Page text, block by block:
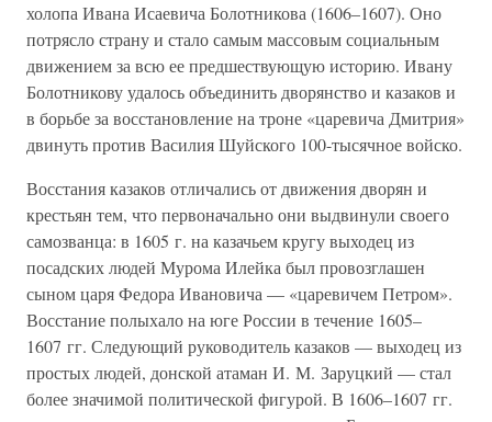
холопа Ивана Исаевича Болотникова (1606–1607). Оно
потрясло страну и стало самым массовым социальным
движением за всю ее предшествующую историю. Ивану
Болотникову удалось объединить дворянство и казаков и
в борьбе за восстановление на троне «царевича Дмитрия»
двинуть против Василия Шуйского 100-тысячное войско.
Восстания казаков отличались от движения дворян и
крестьян тем, что первоначально они выдвинули своего
самозванца: в 1605 г. на казачьем кругу выходец из
посадских людей Мурома Илейка был провозглашен
сыном царя Федора Ивановича — «царевичем Петром».
Восстание полыхало на юге России в течение 1605–
1607 гг. Следующий руководитель казаков — выходец из
простых людей, донской атаман И. М. Заруцкий — стал
более значимой политической фигурой. В 1606–1607 гг.